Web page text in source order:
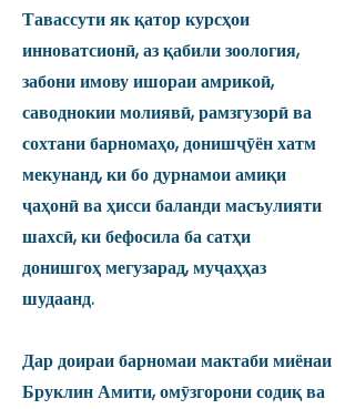
Тавассути як қатор курсҳои
инноватсионӣ, аз қабили зоология,
забони имову ишораи амрикоӣ,
саводнокии молиявӣ, рамзгузорӣ ва
сохтани барномаҳо, донишҷӯён хатм
мекунанд, ки бо дурнамои амиқи
ҷаҳонӣ ва ҳисси баланди масъулияти
шахсӣ, ки бефосила ба сатҳи
донишгоҳ мегузарад, муҷаҳҳаз
шудаанд.
Дар доираи барномаи мактаби миёнаи
Бруклин Амити, омӯзгорони содиқ ва